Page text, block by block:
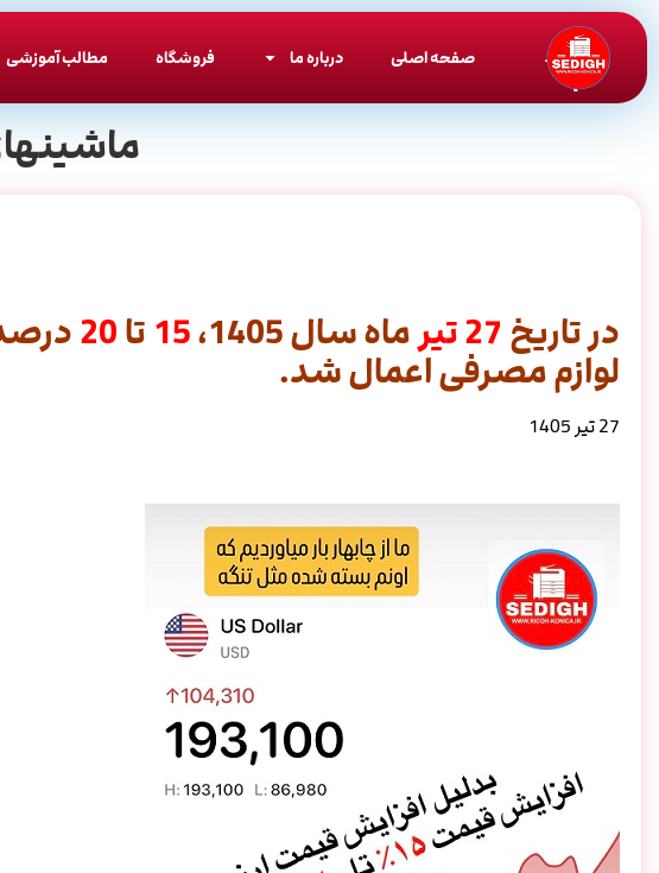
صفحه اصلی درباره ما فروشگاه مطالب آموزشی
در تاریخ 27تیرماه سال 1405، 15 تا20
لوازم مصرفی اعمال شد.
27 تیر 1405